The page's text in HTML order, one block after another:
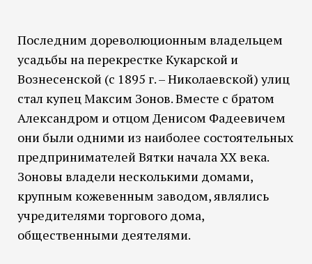
Последним дореволюционным владельцем
усадьбы на перекрестке Кукарской и
Вознесенской (с 1895 г. – Николаевской) улиц
стал купец Максим Зонов. Вместе с братом
Александром и отцом Денисом Фадеевичем
они были одними из наиболее состоятельных
предпринимателей Вятки начала XX века.
Зоновы владели несколькими домами,
крупным кожевенным заводом, являлись
учредителями торгового дома,
общественными деятелями.